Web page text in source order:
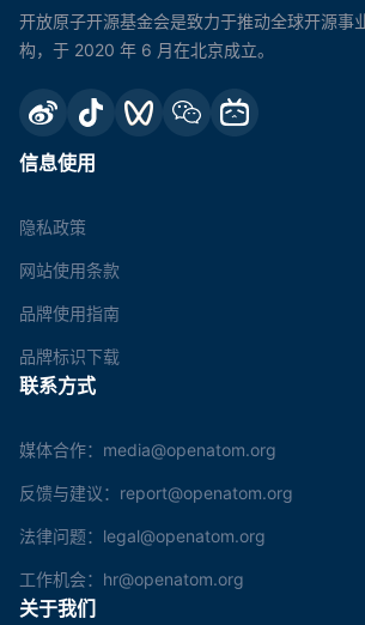
开放原子开源基金会是致力于推动全球开源事
构，于 2020 年 6 月在北京成立。
信息使用
隐私政策
网站使用条款
品牌使用指南
品牌标识下载
联系方式
媒体合作：media@openatom.org
反馈与建议：report@openatom.org
法律问题：legal@openatom.org
工作机会：hr@openatom.org
关于我们